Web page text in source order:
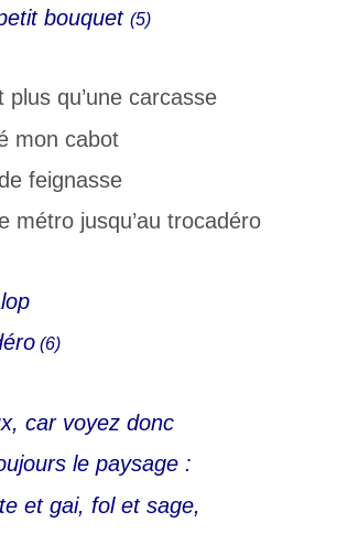
bouquet (5)
plus qu’une carcasse
mon cabot
feignasse
métro jusqu’au trocadéro
(6)
car voyez donc
le paysage :
et gai, fol et sage,